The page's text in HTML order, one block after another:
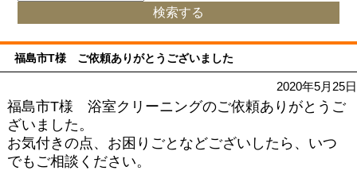
福島市T様 ご依頼ありがとうございました
2020年5月25日
福島市T様 浴室クリーニングのご依頼ありがとうご
ざいました。
お気付きの点、お困りごとなどございしたら、いつ
でもご相談ください。